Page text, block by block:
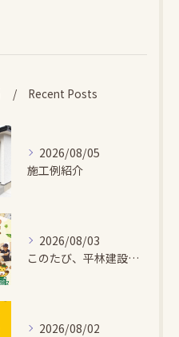
Recent Posts
2026/08/05
施工例紹介
2026/08/03
このたび、平林建設では、お子さまが木とふれあい・木について学...
2026/08/02